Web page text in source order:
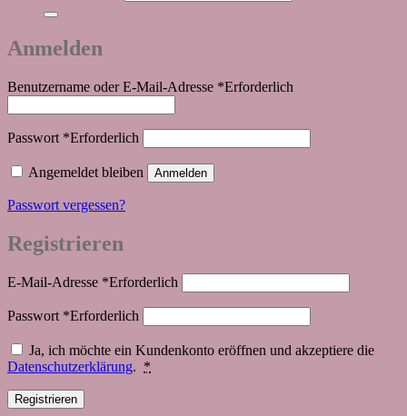
Anmelden
Benutzername oder E-Mail-Adresse *Erforderlich
Passwort *Erforderlich
Angemeldet bleiben Anmelden
Passwort vergessen?
Registrieren
E-Mail-Adresse *Erforderlich
Passwort *Erforderlich
Ja, ich möchte ein Kundenkonto eröffnen und akzeptiere die
Datenschutzerklärung. *
Registrieren